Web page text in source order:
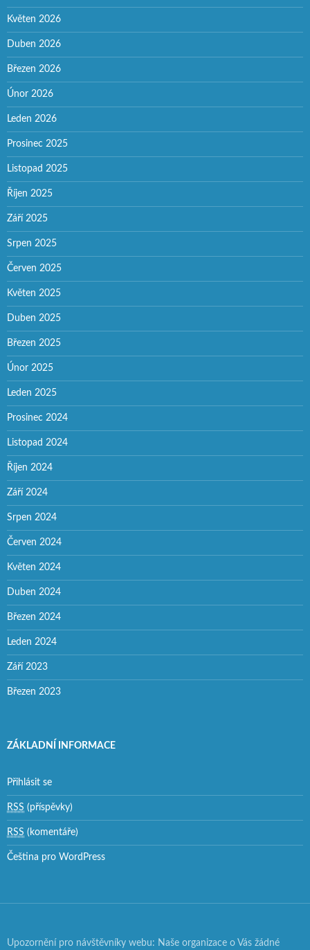
Květen 2026
Duben 2026
Březen 2026
Únor 2026
Leden 2026
Prosinec 2025
Listopad 2025
Říjen 2025
Září 2025
Srpen 2025
Červen 2025
Květen 2025
Duben 2025
Březen 2025
Únor 2025
Leden 2025
Prosinec 2024
Listopad 2024
Říjen 2024
Září 2024
Srpen 2024
Červen 2024
Květen 2024
Duben 2024
Březen 2024
Leden 2024
Září 2023
Březen 2023
ZÁKLADNÍ INFORMACE
Přihlásit se
RSS (příspěvky)
RSS (komentáře)
Čeština pro WordPress
Upozornění pro návštěvníky webu: Naše organizace o Vás žádné